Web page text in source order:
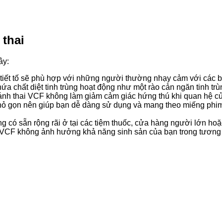
tố sẽ phù hợp với những người thường nhạy cảm với các
chất diệt tinh trùng hoạt động như một rào cản ngăn tinh
thai VCF không làm giảm cảm giác hứng thú khi quan hệ
gọn nên giúp bạn dễ dàng sử dụng và mang theo miếng
có sẵn rộng rãi ở tại các tiệm thuốc, cửa hàng người lớn
không ảnh hưởng khả năng sinh sản của bạn trong